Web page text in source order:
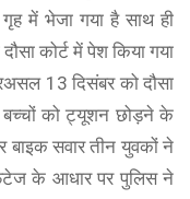
में भेजा गया है साथ ही
कोर्ट में पेश किया गया
13 दिसंबर को दौसा
बच्चों को ट्यूशन छोड़ने के
बाइक सवार तीन युवकों ने
के आधार पर पुलिस ने